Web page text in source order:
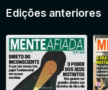
Edições anteriores